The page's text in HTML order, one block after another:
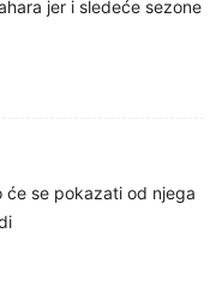
jer i sledeće sezone
će se pokazati od njega